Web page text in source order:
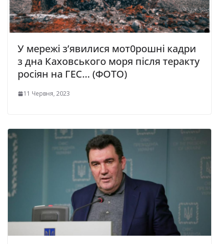
У мережі з’явилися мот0рошні кадри
з дна Каховського моря після теракту
росіян на ГЕС… (ФОТО)
11 Червня, 2023